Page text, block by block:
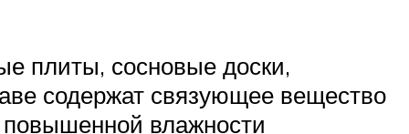
плиты, сосновые доски,
содержат связующее вещество
повышенной влажности